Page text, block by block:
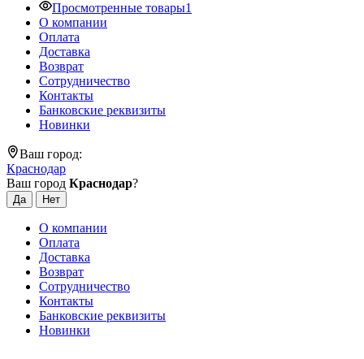
Просмотренные товары1
О компании
Оплата
Доставка
Возврат
Сотрудничество
Контакты
Банковские реквизиты
Новинки
Ваш город:
Краснодар
Ваш город Краснодар?
О компании
Оплата
Доставка
Возврат
Сотрудничество
Контакты
Банковские реквизиты
Новинки